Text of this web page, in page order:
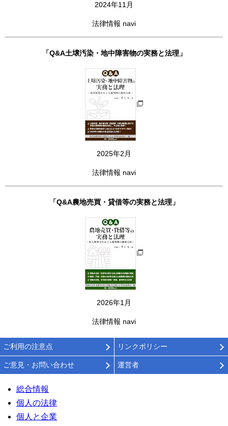
2024年11月
法律情報 navi
「Q&A土壌汚染・地中障害物の実務と法理」
2025年2月
法律情報 navi
「Q&A農地売買・貸借等の実務と法理」
2026年1月
法律情報 navi
ご利用の注意点 リンクポリシー
ご意見・お問い合わせ 運営者
総合情報
個人の法律
個人と企業